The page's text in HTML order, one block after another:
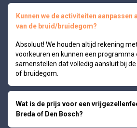
Kunnen we de activiteiten aanpassen
van de bruid/bruidegom?
Absoluut! We houden altijd rekening
voorkeuren en kunnen een programma
samenstellen dat volledig aansluit bij
of bruidegom.
Wat is de prijs voor een
Breda of Den Bosch?